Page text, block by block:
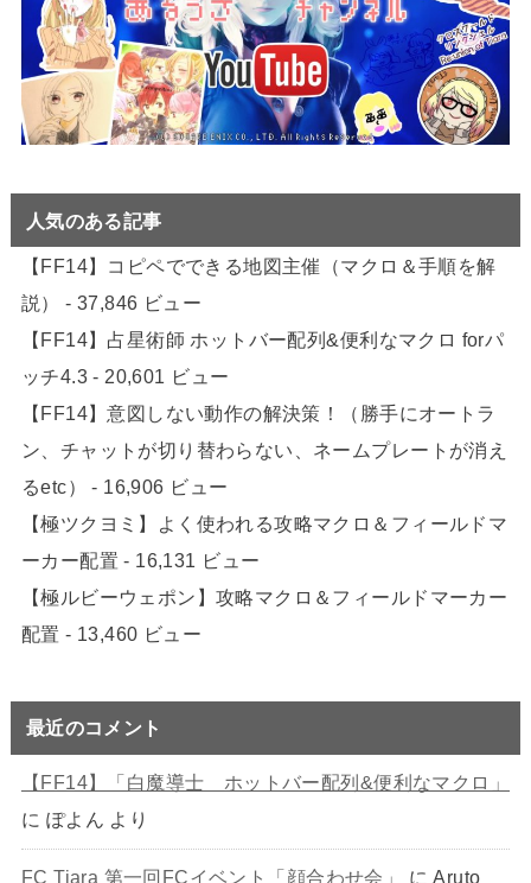
人気のある記事
【FF14】コピペでできる地図主催（マクロ＆手順を解
説）
- 37,846 ビュー
【FF14】占星術師 ホットバー配列&便利なマクロ forパ
ッチ4.3- 20,601 ビュー
【FF14】意図しない動作の解決策！（勝手にオートラ
ン、チャットが切り替わらない、ネームプレートが消え
るetc）
- 16,906 ビュー
【極ツクヨミ】よく使われる攻略マクロ＆フィールドマ
ーカー配置 - 16,131 ビュー
【極ルビーウェポン】攻略マクロ＆フィールドマーカー
配置 - 13,460 ビュー
最近のコメント
【FF14】「白魔導士 ホットバー配列&便利なマクロ」
に ぽよん より
FC Tiara 第一回FCイベント「顔合わせ会」 にAruto